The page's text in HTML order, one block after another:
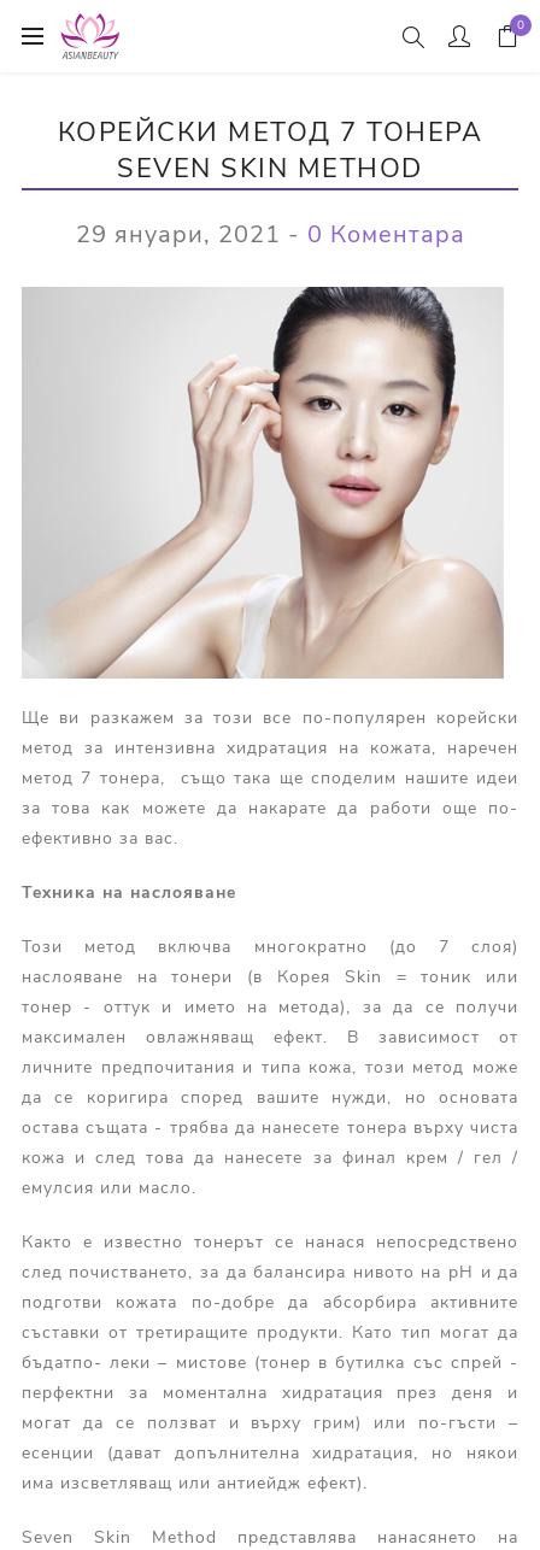
0
КОРЕЙСКИ МЕТОД 7 ТОНЕРА
SEVEN SKIN METHOD
29 януари, 2021 - 0 Коментара
Ще ви разкажем за този все по-популярен корейски
метод за интензивна хидратация на кожата, наречен
метод 7 тонера, също така ще споделим нашите идеи
за това как можете да накарате да работи още по-
ефективно за вас.
Техника на наслояване
Този метод включва многократно (до 7 слоя)
наслояване на тонери (в Корея Skin = тоник или
тонер - оттук и името на метода), за да се получи
максимален овлажняващ ефект. В зависимост от
личните предпочитания и типа кожа, този метод може
да се коригира според вашите нужди, но основата
остава същата - трябва да нанесете тонера върху чиста
кожа и след това да нанесете за финал крем / гел /
емулсия или масло.
Както е известно тонерът се нанася непосредствено
след почистването, за да балансира нивото на pH и да
подготви кожата по-добре да абсорбира активните
съставки от третиращите продукти. Като тип могат да
бъдатпо- леки – мистове (тонер в бутилка със спрей -
перфектни за моментална хидратация през деня и
могат да се ползват и върху грим) или по-гъсти –
есенции (дават допълнителна хидратация, но някои
има изсветляващ или антиейдж ефект).
Seven Skin Method представлява нанасянето на